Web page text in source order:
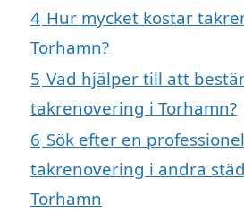
4 Hur mycket kostar
Torhamn?
5 Vad hjälper till att
takrenovering i Torhamn?
6 Sök efter en
takrenovering i andra
Torhamn